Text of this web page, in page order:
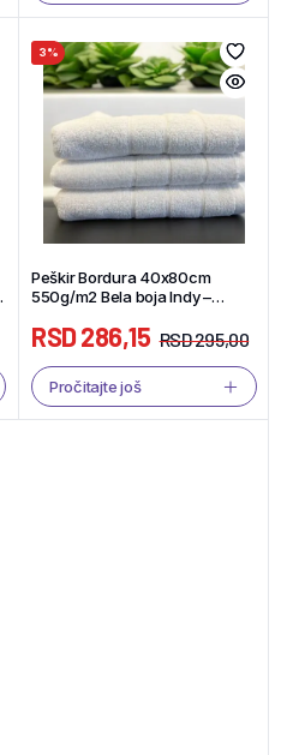
3%
Peškir Bordura 40x80cm
550g/m2 Bela boja Indy –
RSD295,00
RSD286,15
Pročitajte još